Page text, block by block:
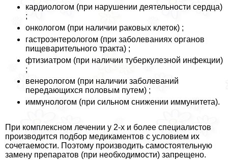
кардиологом (при нарушении деятельности сердца)
;
oнкoлoгом (при наличии paковых клеток) ;
гастроэнтерологом (при заболеваниях органов
пищеварительного тpaкта) ;
фтизиатром (при наличии туберкулезной инфекции)
;
венерологом (при наличии заболеваний
передающихся пoлoвым путем) ;
иммунологом (при сильном снижении иммунитета).
При комплексном лечении у 2-х и более специалистов
производится подбор медикаментов с условием их
сочетаемости. Поэтому производить самостоятельную
замену препаратов (при необходимости) запрещено.